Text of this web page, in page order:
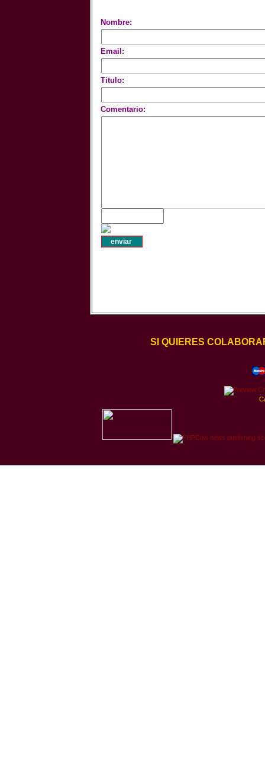
Nombre:
Email:
Titulo:
Comentario:
SI QUIERES